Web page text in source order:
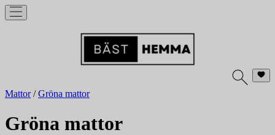
Mattor/Gröna mattor
Gröna mattor